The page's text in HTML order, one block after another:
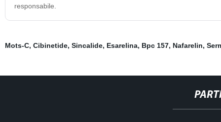
responsabile.
Mots-C, Cibinetide, Sincalide, Esarelina, Bpc 157, Nafarelin,